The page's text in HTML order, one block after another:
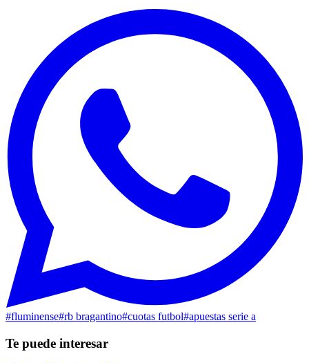
#fluminense#rb bragantino#cuotas futbol#apuestas serie a
Te puede interesar